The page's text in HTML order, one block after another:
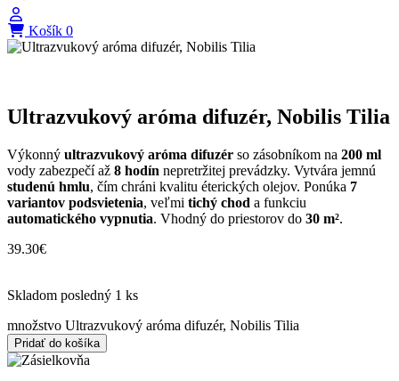
Košík 0
Ultrazvukový aróma difuzér, Nobilis Tilia
Výkonný ultrazvukový aróma difuzér so zásobníkom na 200 ml
vody zabezpečí až 8 hodín nepretržitej prevádzky. Vytvára jemnú
studenú hmlu, čím chráni kvalitu éterických olejov. Ponúka 7
variantov podsvietenia, veľmi tichý chod a funkciu
automatického vypnutia. Vhodný do priestorov do 30 m².
39.30€
Skladom posledný 1 ks
množstvo Ultrazvukový aróma difuzér, Nobilis Tilia
Pridať do košíka